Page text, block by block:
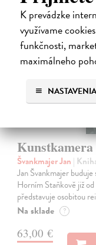
K prevádzke
využívame
funkčnosti,
maximálneho
NASTAVENIA
Kunstkamera
Švankmajer Jan |
Jan Švankmajer
Horním Staňkově již
představuje osobitou
Na sklade ?
63,00 €